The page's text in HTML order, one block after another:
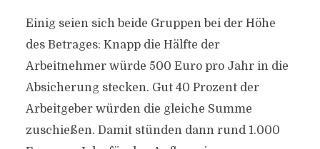
Einig seien sich beide Gruppen bei der Höhe
des Betrages: Knapp die Hälfte der
Arbeitnehmer würde 500 Euro pro Jahr in die
Absicherung stecken. Gut 40 Prozent der
Arbeitgeber würden die gleiche Summe
zuschießen. Damit stünden dann rund 1.000